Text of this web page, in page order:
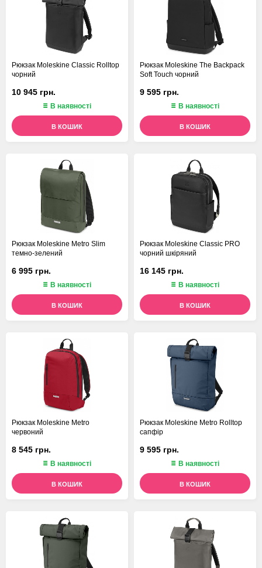
Рюкзак Moleskine Classic Rolltop
чорний
10 945 грн.
В наявності
В КОШИК
Рюкзак Moleskine The Backpack
Soft Touch чорний
9 595 грн.
В наявності
В КОШИК
Рюкзак Moleskine Metro Slim
темно-зелений
6 995 грн.
В наявності
В КОШИК
Рюкзак Moleskine Classic PRO
чорний шкіряний
16 145 грн.
В наявності
В КОШИК
Рюкзак Moleskine Metro
червоний
8 545 грн.
В наявності
В КОШИК
Рюкзак Moleskine Metro Rolltop
сапфір
9 595 грн.
В наявності
В КОШИК